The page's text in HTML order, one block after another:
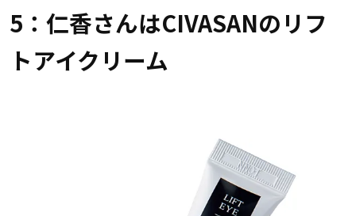
5：仁香さんはCIVASANのリフ
トアイクリーム